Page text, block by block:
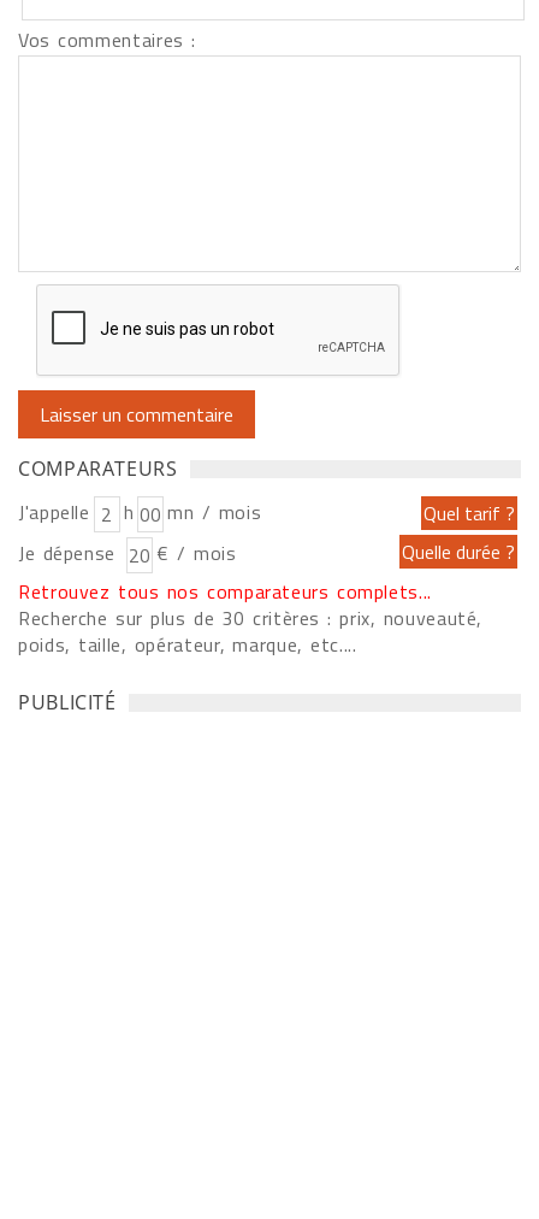
Vos commentaires :
COMPARATEURS
J'appelle h
mn / mois
Je dépense
€ / mois
Retrouvez tous nos comparateurs complets...
Recherche sur plus de 30 critères : prix, nouveauté,
poids, taille, opérateur, marque, etc....
PUBLICITÉ